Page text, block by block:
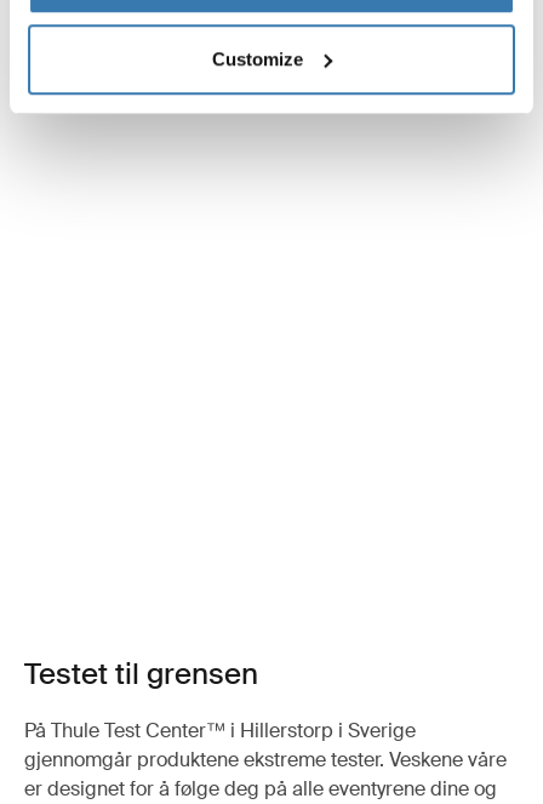
Customize
Testet til grensen
På Thule Test Center™ i Hillerstorp i Sverige
gjennomgår produktene ekstreme tester. Veskene våre
er designet for å følge deg på alle eventyrene dine og